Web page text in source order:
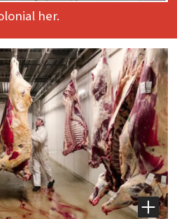
her.